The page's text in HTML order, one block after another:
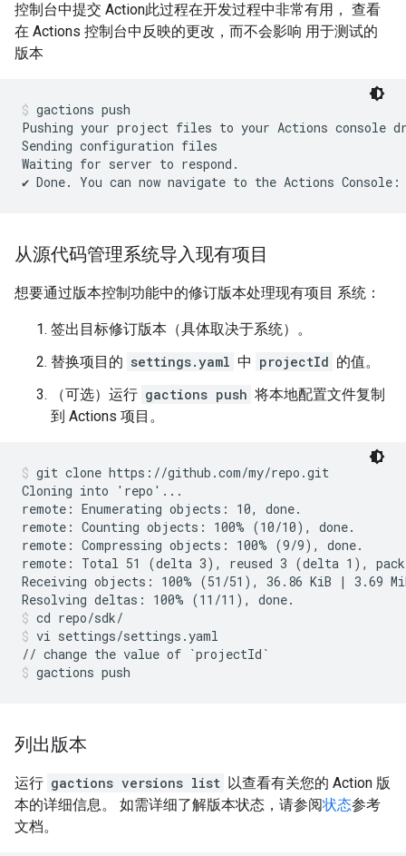
控制台中提交 Action此过程在开发过程中非常有用， 查看
在 Actions 控制台中反映的更改，而不会影响 用于测试的
版本
gactions push
Pushing your project files to your Actions
Sending configuration files
Waiting for server to respond.
从源代码管理系统导入现有项目
想要通过版本控制功能中的修订版本处理现有项目 系统：
签出目标修订版本（具体取决于系统）。
替换项目的 settings.yaml 中 projectId 的值。
（可选）运行 gactions push 将本地配置文件复制
到 Actions 项目。
git clone https://github.com/my/repo.git
Cloning into 'repo'...
remote: Enumerating objects: 10, done.
remote: Counting objects: 100% (10/10), done.
remote: Compressing objects: 100% (9/9), done.
remote: Total 51 (delta 3), reused 3 (delta 1),
Receiving objects: 100% (51/51), 36.86 KiB | 3.69
cd repo/sdk/
vi settings/settings.yaml
gactions push
列出版本
运行 gactions versions list 以查看有关您的 Action 版
本的详细信息。 如需详细了解版本状态，请参阅状态参考
文档。